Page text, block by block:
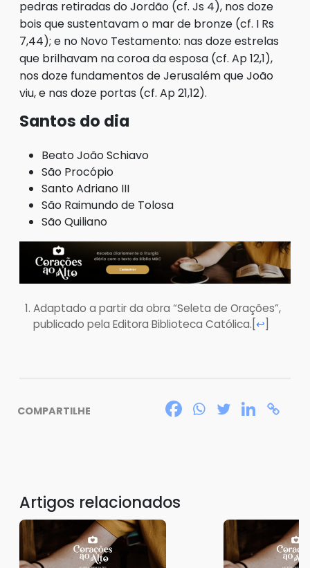
pedras retiradas do Jordão (cf. Js 4), nos doze
bois que sustentavam o mar de bronze (cf. I Rs
7,44); e no Novo Testamento: nas doze estrelas
que brilhavam na coroa da esposa (cf. Ap 12,1),
nos doze fundamentos de Jerusalém que João
viu, e nas doze portas (cf. Ap 21,12).
Santos do dia
Beato João Schiavo
São Procópio
Santo Adriano III
São Raimundo de Tolosa
São Quiliano
Adaptado a partir da obra “Seleta de Orações”,
publicado pela Editora Biblioteca Católica.[↩]
COMPARTILHE
Artigos relacionados